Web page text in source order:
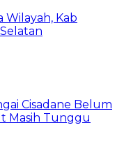
Wilayah, Kab
Cisadane Belum
Masih Tunggu